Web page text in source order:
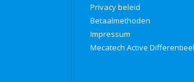
Privacy beleid
Betaalmethoden
Impressum
Mecatech Active Differentieel